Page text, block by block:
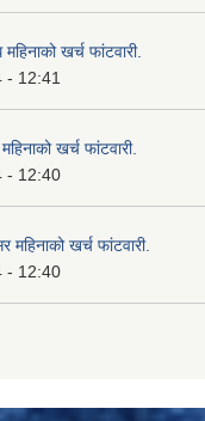
खर्च फांटवारी.
- 12:41
खर्च फांटवारी.
- 12:40
खर्च फांटवारी.
- 12:40